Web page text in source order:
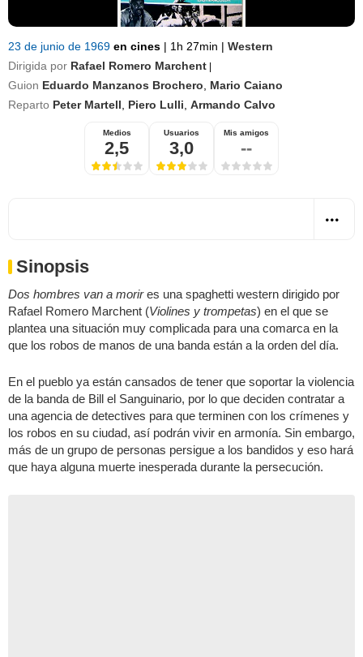
23 de junio de 1969 en cines | 1h 27min | Western
Dirigida por Rafael Romero Marchent
Guion Eduardo Manzanos Brochero
Mario Caiano
Reparto Peter Martell Piero Lulli Armando Calvo
Medios
2,5
Usuarios
3,0
Mis amigos
--
Sinopsis
Dos hombres van a morires una spaghetti western dirigido por
Rafael Romero Marchent (Violines y trompetas) en el que se
plantea una situación muy complicada para una comarca en la
que los robos de manos de una banda están a la orden del día.
En el pueblo ya están cansados de tener que soportar la violencia
de la banda de Bill el Sanguinario, por lo que deciden contratar a
una agencia de detectives para que terminen con los crímenes y
los robos en su ciudad, así podrán vivir en armonía. Sin embargo,
más de un grupo de personas persigue a los bandidos y eso hará
que haya alguna muerte inesperada durante la persecución.